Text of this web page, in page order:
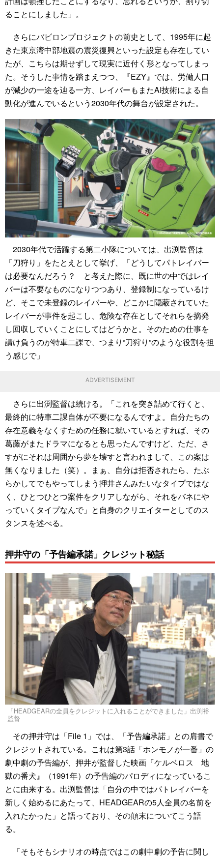
ることにしました」。
さらにバビロンプロジェクトの前史として、1995年に起
きた東京湾中部地震の震災復興といった設定も存在してい
たが、こちらは期せずして現実に近付く形となってしまっ
た。そうした事情を踏まえつつ、『EZY』では、労働人口
が減少の一途を辿る一方、レイバーもまたAI技術による自
動化が進んでいるという2030年代の舞台が設定された。
2030年代で活躍する第二小隊については、出渕監督は
「刀狩り」をたとえとして挙げ、「どうしてパトレイバー
は必要なんだろう？ と考えた際に、既に世の中ではレイ
バーは不要なものになりつつあり、登録制になっているけ
ど、そこで未登録のレイバーや、どこかに隠蔽されていた
レイバーが事件を起こし、危険な存在としてそれらを摘発
し回収していくことにしてはどうかと。そのための仕事を
請け負うのが特車二課で、つまり“刀狩り”のような役割を担
う感じで」
ADVERTISEMENT
さらに出渕監督は続ける。「これを突き詰めて行くと、
最終的に特車二課自体が不要になるんですよ。自分たちの
存在意義をなくすための任務に就いているとすれば、その
葛藤がまたドラマになるとも思ったんですけど、ただ、さ
すがにそれは周囲から夢を壊すと言われまして、この案は
無くなりました（笑）。まぁ、自分は拒否されたら、たぶ
らかしてでもやってしまう押井さんみたいなタイプではな
く、ひとつひとつ案件をクリアしながら、それをバネにや
っていくタイプなんで」と自身のクリエイターとしてのス
タンスを述べる。
押井守の「予告編承諾」クレジット秘話
「HEADGEARの全員をクレジットに入れることができました」出渕裕
監督
その押井守は「File 1」では、「予告編承諾」との肩書で
クレジットされている。これは第3話「ホンモノが一番」の
劇中劇の予告編が、押井が監督した映画『ケルベロス 地
獄の番犬』（1991年）の予告編のパロディになっているこ
とに由来する。出渕監督は「自分の中ではパトレイバーを
新しく始めるにあたって、HEADGEARの5人全員の名前を
入れたかった」と語っており、その顛末についてこう語
る。
「そもそもシナリオの時点ではこの劇中劇の予告に関し